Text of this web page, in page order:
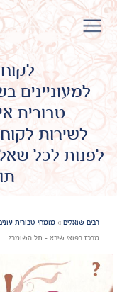
למעוניינים
טבורית
לשירות
לפנות לכל
רבים שואלים » מומחי טבורית
מרכז רפואי שיבא - תל השומר?